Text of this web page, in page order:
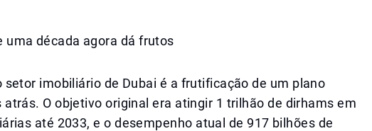
uma década agora dá frutos
setor imobiliário de Dubai é a frutificação de um plano
O objetivo original era atingir 1 trilhão de dirhams em
até 2033, e o desempenho atual de 917 bilhões de